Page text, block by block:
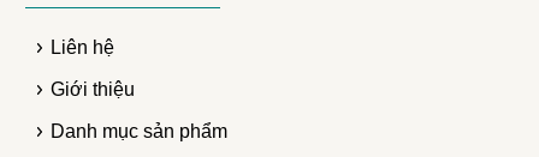
Liên hệ
Giới thiệu
Danh mục sản phẩm